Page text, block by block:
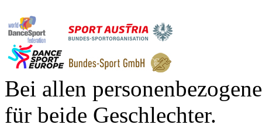
Bei allen
für beide Geschlechter.